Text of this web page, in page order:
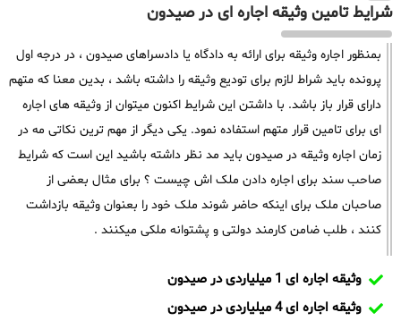
شرایط تامین وثیقه اجاره ای در صیدون
بمنظور اجاره وثیقه برای ارائه به دادگاه یا دادسراهای صیدون ، در درجه اول
پرونده باید شراط لازم برای تودیع وثیقه را داشته باشد ، بدین معنا که متهم
دارای قرار باز باشد. با داشتن این شرایط اکنون میتوان از وثیقه های اجاره
ای برای تامین قرار متهم استفاده نمود. یکی دیگر از مهم ترین نکاتی مه در
زمان اجاره وثیقه در صیدون باید مد نظر داشته باشید این است که شرایط
صاحب سند برای اجاره دادن ملک اش چیست ؟ برای مثال بعضی از
صاحبان ملک برای اینکه حاضر شوند ملک خود را بعنوان وثیقه بازداشت
کنند ، طلب ضامن کارمند دولتی و پشتوانه ملکی میکنند .
وثیقه اجاره ای 1 میلیاردی در صیدون
وثیقه اجاره ای 4 میلیاردی در صیدون